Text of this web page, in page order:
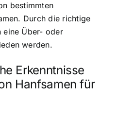
bestimmten
Durch die richtige
eine Über- oder
werden.
Erkenntnisse
Hanfsamen für